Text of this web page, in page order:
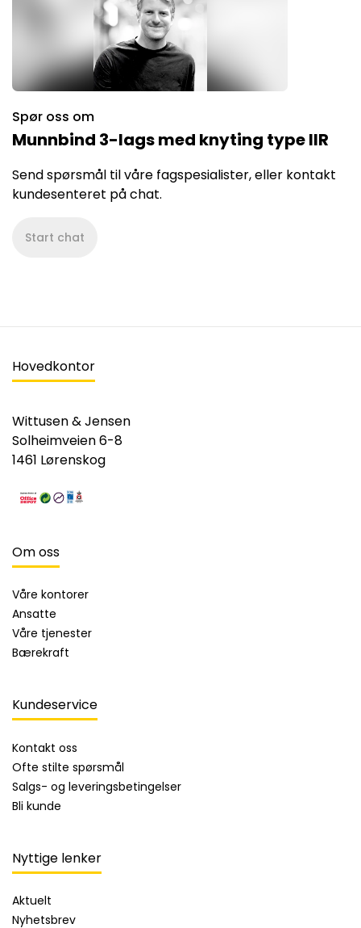
Spør oss om
Munnbind 3-lags med knyting type IIR
Send spørsmål til våre fagspesialister, eller kontakt
kundesenteret på chat.
Start chat
Hovedkontor
Wittusen & Jensen
Solheimveien 6-8
1461 Lørenskog
Om oss
Våre kontorer
Ansatte
Våre tjenester
Bærekraft
Kundeservice
Kontakt oss
Ofte stilte spørsmål
Salgs- og leveringsbetingelser
Bli kunde
Nyttige lenker
Aktuelt
Nyhetsbrev